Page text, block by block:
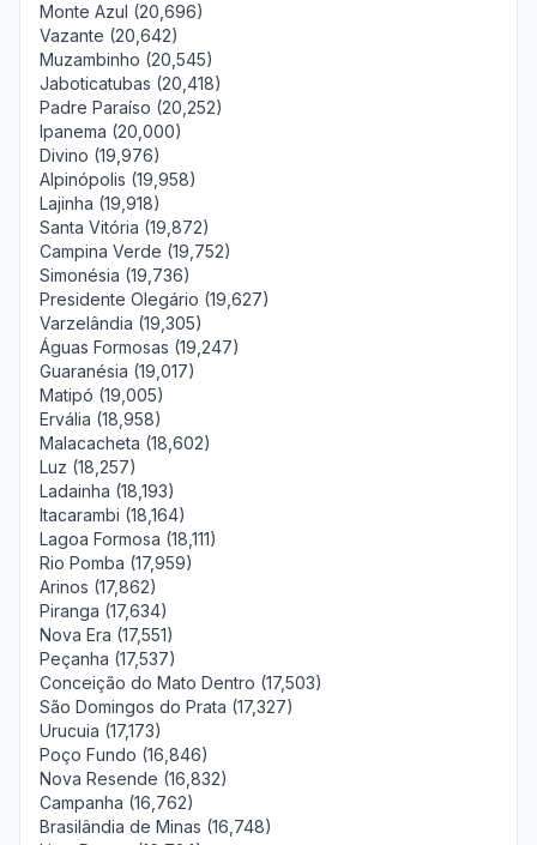
Monte Azul (20,696)
Vazante (20,642)
Muzambinho (20,545)
Jaboticatubas (20,418)
Padre Paraíso (20,252)
Ipanema (20,000)
Divino (19,976)
Alpinópolis (19,958)
Lajinha (19,918)
Santa Vitória (19,872)
Campina Verde (19,752)
Simonésia (19,736)
Presidente Olegário (19,627)
Varzelândia (19,305)
Águas Formosas (19,247)
Guaranésia (19,017)
Matipó (19,005)
Ervália (18,958)
Malacacheta (18,602)
Luz (18,257)
Ladainha (18,193)
Itacarambi (18,164)
Lagoa Formosa (18,111)
Rio Pomba (17,959)
Arinos (17,862)
Piranga (17,634)
Nova Era (17,551)
Peçanha (17,537)
Conceição do Mato Dentro (17,503)
São Domingos do Prata (17,327)
Urucuia (17,173)
Poço Fundo (16,846)
Nova Resende (16,832)
Campanha (16,762)
Brasilândia de Minas (16,748)